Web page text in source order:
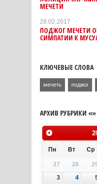
МЕЧЕТИ
28.02.2017
ПОДЖОГ МЕЧЕТИ
СИМПАТИИ К
КЛЮЧЕВЫЕ СЛОВА
мечеть поджог
АРХИВ РУБРИКИ «»
Пн Вт Ср
27 28
3
4